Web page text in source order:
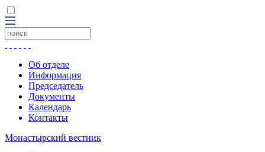
Об отделе
Информация
Председатель
Документы
Календарь
Контакты
Монастырский вестник